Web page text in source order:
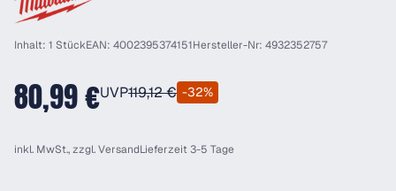
Inhalt: 1 StückEAN: 4002395374151Hersteller-Nr: 4932352757
80,99 €UVP119,12 € -32%
inkl. MwSt., zzgl.VersandLieferzeit 3-5 Tage